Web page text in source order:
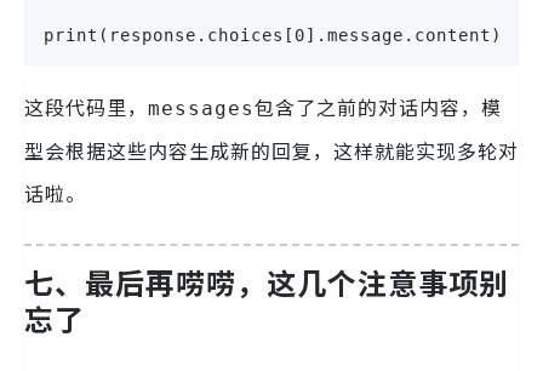
print(response.choices[0].message.content)
这段代码里， messages包含了之前的对话内容，模
型会根据这些内容生成新的回复，这样就能实现多轮对
话啦。
七、最后再唠唠，这几个注意事项别
忘了